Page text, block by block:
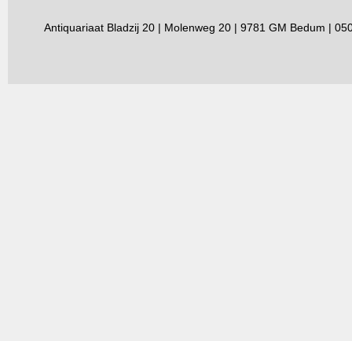
Antiquariaat Bladzij 20 | Molenweg 20 | 9781 GM Bedum |